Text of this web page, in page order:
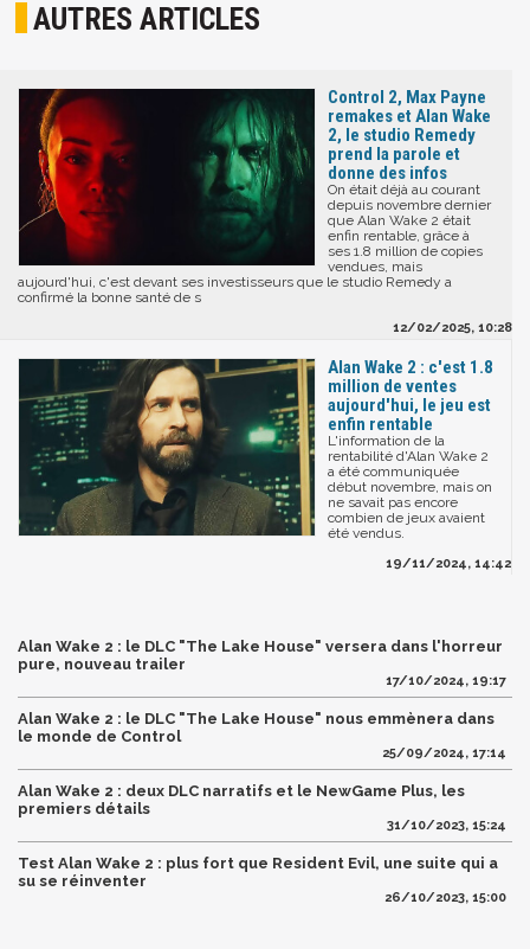
AUTRES ARTICLES
Control 2, Max Payne
remakes et Alan Wake
2, le studio Remedy
prend la parole et
donne des infos
On était déjà au courant
depuis novembre dernier
que Alan Wake 2 était
enfin rentable, grâce à
ses 1.8 million de copies
vendues, mais
aujourd'hui, c'est devant ses investisseurs que le studio Remedy a
confirmé la bonne santé de s
12/02/2025, 10:28
Alan Wake 2 : c'est 1.8
million de ventes
aujourd'hui, le jeu est
enfin rentable
L'information de la
rentabilité d'Alan Wake 2
a été communiquée
début novembre, mais on
ne savait pas encore
combien de jeux avaient
été vendus.
19/11/2024, 14:42
Alan Wake 2 : le DLC "The Lake House" versera dans l'horreur
pure, nouveau trailer
17/10/2024, 19:17
Alan Wake 2 : le DLC "The Lake House" nous emmènera dans
le monde de Control
25/09/2024, 17:14
Alan Wake 2 : deux DLC narratifs et le NewGame Plus, les
premiers détails
31/10/2023, 15:24
Test Alan Wake 2 : plus fort que Resident Evil, une suite qui a
su se réinventer
26/10/2023, 15:00